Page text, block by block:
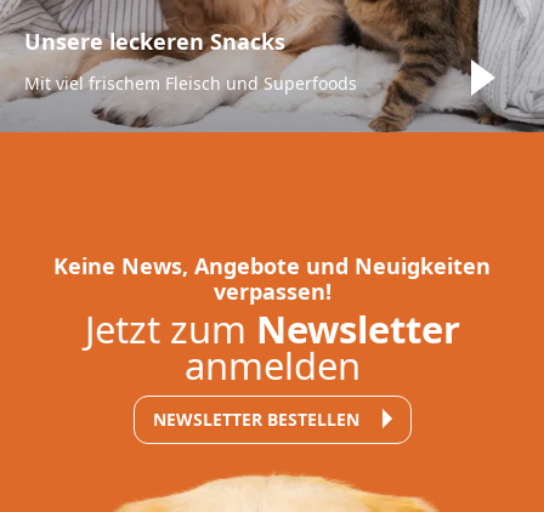
Unsere leckeren Snacks
Mit viel frischem Fleisch und Superfoods
Keine News, Angebote und Neuigkeiten
verpassen!
Jetzt zum Newsletter
anmelden
NEWSLETTER BESTELLEN